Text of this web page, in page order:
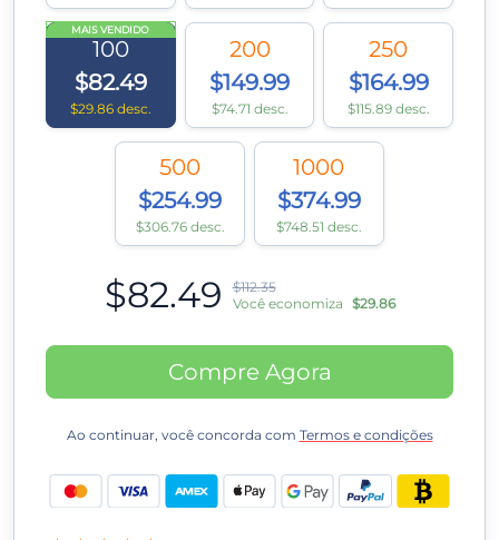
MAIS VENDIDO
100
$82.49
$29.86 desc.
200
$149.99
$74.71 desc.
250
$164.99
$115.89 desc.
500
$254.99
$306.76 desc.
1000
$374.99
$748.51 desc.
$82.49
$112.35
Você economiza $29.86
Compre Agora
Ao continuar, você concorda com Termos e condições